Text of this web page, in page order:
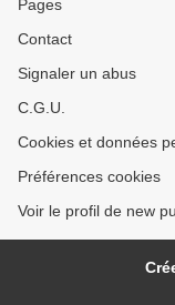
Pages
Contact
Signaler un abus
C.G.U.
Cookies et données
Préférences cookies
Voir le profil de new